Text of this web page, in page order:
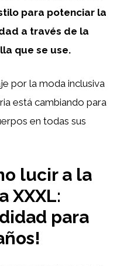
para potenciar la
a través de la
que se use.
por la moda inclusiva
está cambiando para
en todas sus
lucir a la
XXXL:
para